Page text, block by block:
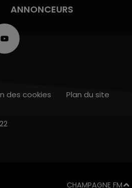
ANNONCEURS
CHAMPAGNE FM
des cookies Plan du site